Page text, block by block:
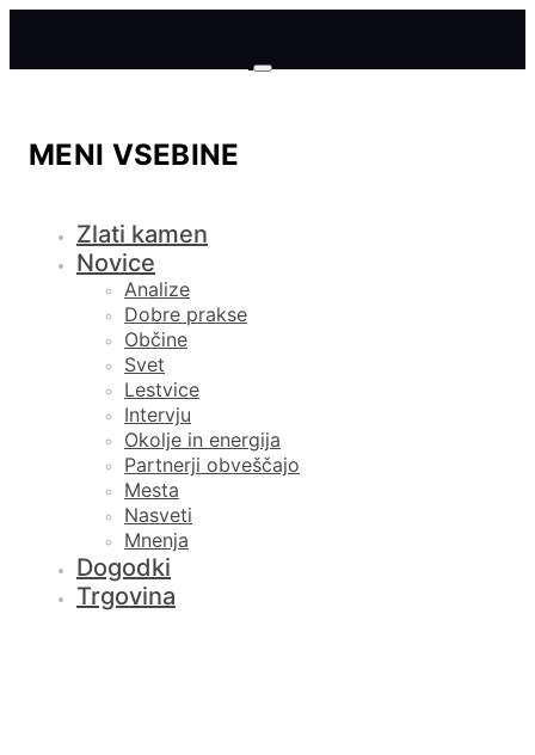
MENI VSEBINE
Zlati kamen
Novice
Analize
Dobre prakse
Občine
Svet
Lestvice
Intervju
Okolje in energija
Partnerji obveščajo
Mesta
Nasveti
Mnenja
Dogodki
Trgovina